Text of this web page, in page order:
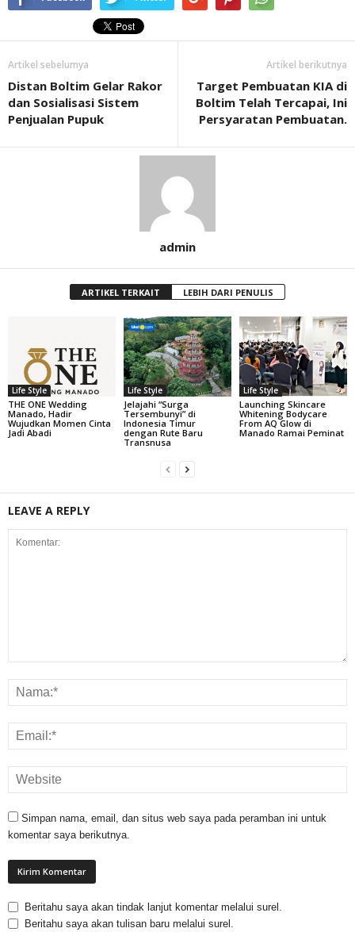
Artikel sebelumya
Distan Boltim Gelar Rakor
dan Sosialisasi Sistem
Penjualan Pupuk
Artikel berikutnya
Target Pembuatan KIA di
Boltim Telah Tercapai, Ini
Persyaratan Pembuatan.
admin
ARTIKEL TERKAIT LEBIH DARI PENULIS
Life Style
THE ONE Wedding
Manado, Hadir
Wujudkan Momen Cinta
Jadi Abadi
Life Style
Jelajahi “Surga
Tersembunyi” di
Indonesia Timur
dengan Rute Baru
Transnusa
Life Style
Launching Skincare
Whitening Bodycare
From AQ Glow di
Manado Ramai Peminat
LEAVE A REPLY
Simpan nama, email, dan situs web saya pada peramban ini untuk
komentar saya berikutnya.
Beritahu saya akan tindak lanjut komentar melalui surel.
Beritahu saya akan tulisan baru melalui surel.